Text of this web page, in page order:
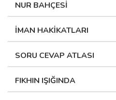
NUR BAHÇESİ
İMAN HAKİKATLARI
SORU CEVAP ATLASI
FIKHIN IŞIĞINDA